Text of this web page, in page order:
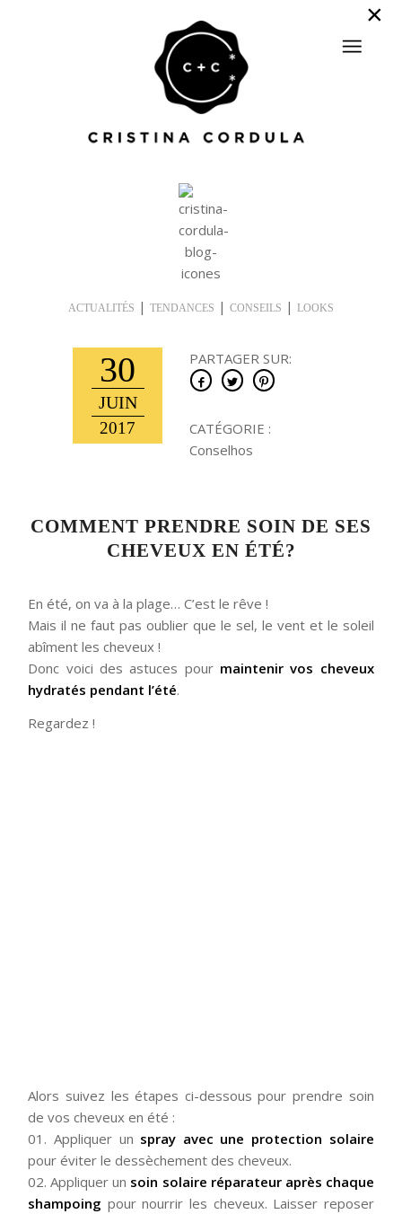
ACTUALITÉS | TENDANCES | CONSEILS | LOOKS
30
JUIN
2017
PARTAGER SUR:
CATÉGORIE :
Conselhos
COMMENT PRENDRE SOIN DE SES
CHEVEUX EN ÉTÉ?
En été, on va à la plage… C’est le rêve !
Mais il ne faut pas oublier que le sel, le vent et le soleil
abîment les cheveux !
Donc voici des astuces pour maintenir vos cheveux
hydratés pendant l’été.
Regardez !
Alors suivez les étapes ci-dessous pour prendre soin
de vos cheveux en été :
01. Appliquer un spray avec une protection solaire
pour éviter le dessèchement des cheveux.
02. Appliquer un soin solaire réparateur après chaque
shampoing pour nourrir les cheveux. Laisser reposer